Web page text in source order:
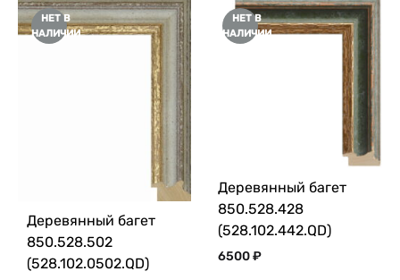
НЕТ В
НАЛИЧИИ
Деревянный багет
850.528.502
(528.102.0502.QD)
НЕТ В
НАЛИЧИИ
Деревянный багет
850.528.428
(528.102.442.QD)
6500₽